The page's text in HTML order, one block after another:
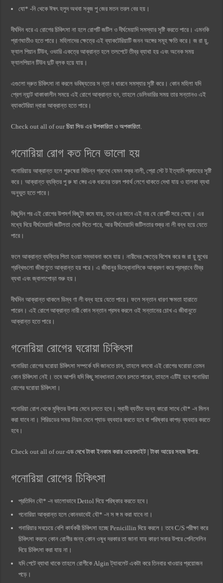
যো* -নি থেকে ঈষৎ হলুদ অথবা সবুজ পু জের মতন তরল বের হয়।
দীর্ঘদিন ধরে এ রোগের চিকিৎসা না হলে রোগটি জটিল ও দীর্ঘমেয়াদি সমস্যার সৃষ্টি করতে পারে। এমনকি
প্রাণঘাতীও হতে পারে। মহিলাদের ক্ষেত্রে এই ব্যাকটেরিয়াটি জনন অঙ্গের সমূহ ক্ষতি করে। জ রা য়ু,
ফ্যাল পিয়ান টিউব, ওভারি একত্রে আক্রান্ত হলে তলপেটে তীব্র ব্যাথা হয় এবং অনেক সময়
ফ্যালপিয়ান টিউব দুটি ব্লক হয়ে যায়।
এগুলো দ্রুত চিকিৎসা না করলে ভবিষ্যতের স ন্তা ন ধারনে সমস্যার সৃষ্টি করে। কোন মহিলা যদি
প্রেগ ন্যান্ট থাকাকালীন সময়ে এই রোগে আক্রান্ত হন, তাহলে ডেলিভারির সময় তার সন্তানও এই
ব্যাকটেরিয়া দ্বারা আক্রান্ত হতে পারে।
Check out all of ourচিয়া সিড এর উপকারিতা ও অপকারিতা.
গনোরিয়া রোগ কত দিনে ভালো হয়
গনোরিয়ায় আক্রান্ত হলে পুরুষেরা বিভিন্ন গ্রন্থে যেমন শুক্র নালী, প্রো স্টে ট ইত্যাদি প্রদাহের সৃষ্টি
করে। আক্রান্ত ব্যক্তির পু রু ষা ঙ্গের এক ধরনের তরল পদার্থ লেগে থাকতে দেখা যায় ও হালকা ব্যথা
অনুভুত হতে পারে।
কিছুদিন পর এই রোগের উপসর্গ কিছুটা কমে যায়, তবে এর মানে এই নয় যে রোগটি সরে গেছে। এর
মধ্যে দিয়ে দীর্ঘমেয়াদি জটিলতা দেখা দিতে পারে, আর দীর্ঘমেয়াদি জটিলতার শুক্র না লী বন্ধ হয়ে যেতে
পারে।
ফলে আক্রান্ত ব্যক্তির পিতা হওয়া সম্ভাবনা কমে যায়। নারীদের ক্ষেত্রে বিশেষ করে জ রা য়ু মুখের
গ্রন্থিগুলো জীবাণুতে আক্রান্ত হয় পরে। এ জীবানুর ডিম্বোনালিকে আক্রমণ করে প্রস্রাবে তীব্র
ব্যথা এবং জ্বালাপোড়া শুরু হয়।
দীর্ঘদিন আক্রান্ত থাকলে ডিম্ব ণা লী বন্ধ হয়ে যেতে পারে। ফলে সন্তান ধারণ ক্ষমতা হারাতে
পারেন। এই রোগে আক্রান্ত নারী কোন সন্তান প্রসব করলে ওই সন্তানের চোখ এ জীবানুতে
আক্রান্ত হতে পারে।
গনোরিয়া রোগের ঘরোয়া চিকিৎসা
গনোরিয়া রোগের ঘরোয়া চিকিৎসা সম্পর্কে যদি জানতে চান, তাহলে বলবো এই রোগের ঘরোয়া তেমন
কোন চিকিৎসা নেই। তবে আপনি যদি কিছু সাবধানতা মেনে চলতে পারেন, তাহলে এটিই হবে গনোরিয়া
রোগের ঘরোয়া চিকিৎসা।
গনোরিয়া রোগ থেকে মুক্তির উপায় মেনে চলতে হবে। স্বামী ব্যতীত অন্য কারো সাথে যৌ* -ন মিলন
করা যাবে না। পিরিয়ডের সময় নিয়ম মেনে প্যাড ব্যবহার করতে হবে বা পরিষ্কার কাপড় ব্যবহার করতে
হবে।
Check out all of ourএড দেখে টাকা ইনকাম করার ওয়েবসাইট | টাকা আয়ের সহজ উপায়.
গনোরিয়া রোগের চিকিৎসা
প্রতিদিন যৌ* -ন ভালোভাবে Dettol দিয়ে পরিষ্কার করতে হবে।
গনোরিয়া আক্রান্ত হলে কোনভাবেই যৌ* -ন স ঙ্গ ম করা যাবে না।
গনারিয়ার সবচেয়ে বেশি কার্যকরী চিকিৎসা হচ্ছে Penicillin দিয়ে করলে। তবে C/S পরীক্ষা করে
চিকিৎসা করলে কোন রোগীর জন্য কোন ওষুধ দরকার তা জানা যায় কারণ সবার উপরে পেনিসেলিন
দিয়ে চিকিৎসা করা যায় না।
যদি পেটে ব্যাথা থাকে তাহলে রোগীকে Algin ট্যাবলেট একটা করে তিনবার খাওয়ার প্রয়োজন
পড়ে।